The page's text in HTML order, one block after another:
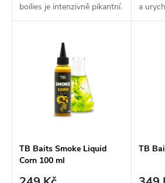
boilies je intenzivně pikantní.
a
TB Baits Smoke Liquid
Corn 100 ml
TB